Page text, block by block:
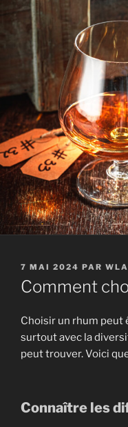
PUBLIÉ
LE
7 MAI 2024 PAR
Comment
Choisir un rhum peut
surtout avec la
peut trouver. Voici
Connaître les